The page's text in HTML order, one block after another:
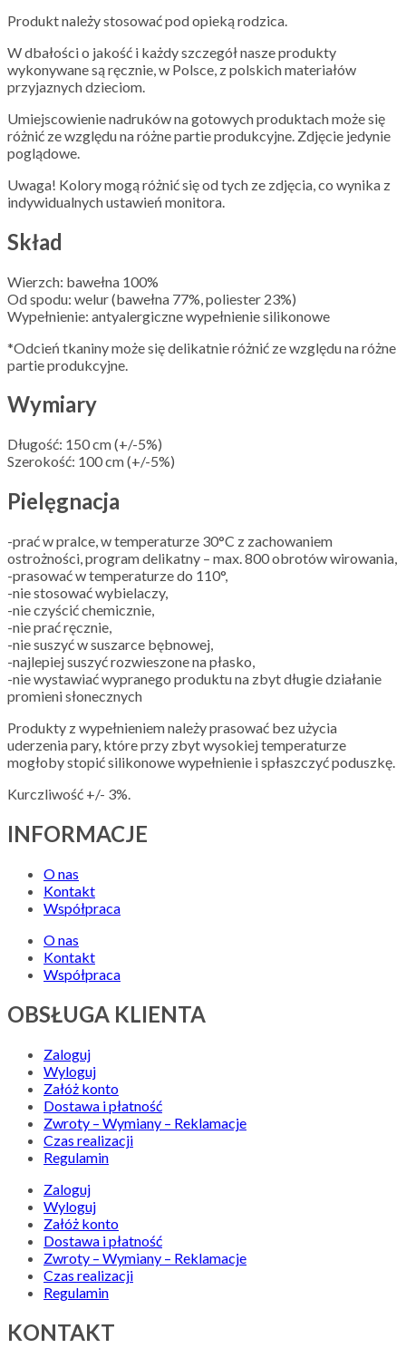
Produkt należy stosować pod opieką rodzica.
W dbałości o jakość i każdy szczegół nasze produkty
wykonywane są ręcznie, w Polsce, z polskich materiałów
przyjaznych dzieciom.
Umiejscowienie nadruków na gotowych produktach może się
różnić ze względu na różne partie produkcyjne. Zdjęcie jedynie
poglądowe.
Uwaga! Kolory mogą różnić się od tych ze zdjęcia, co wynika z
indywidualnych ustawień monitora.
Skład
Wierzch: bawełna 100%
Od spodu: welur (bawełna 77%, poliester 23%)
Wypełnienie: antyalergiczne wypełnienie silikonowe
*Odcień tkaniny może się delikatnie różnić ze względu na różne
partie produkcyjne.
Wymiary
Długość: 150 cm (+/-5%)
Szerokość: 100 cm (+/-5%)
Pielęgnacja
-prać w pralce, w temperaturze 30°C z zachowaniem
ostrożności, program delikatny – max. 800 obrotów wirowania,
-prasować w temperaturze do 110°,
-nie stosować wybielaczy,
-nie czyścić chemicznie,
-nie prać ręcznie,
-nie suszyć w suszarce bębnowej,
-najlepiej suszyć rozwieszone na płasko,
-nie wystawiać wypranego produktu na zbyt długie działanie
promieni słonecznych
Produkty z wypełnieniem należy prasować bez użycia
uderzenia pary, które przy zbyt wysokiej temperaturze
mogłoby stopić silikonowe wypełnienie i spłaszczyć poduszkę.
Kurczliwość +/- 3%.
INFORMACJE
O nas
Kontakt
Współpraca
O nas
Kontakt
Współpraca
OBSŁUGA KLIENTA
Zaloguj
Wyloguj
Załóż konto
Dostawa i płatność
Zwroty – Wymiany – Reklamacje
Czas realizacji
Regulamin
Zaloguj
Wyloguj
Załóż konto
Dostawa i płatność
Zwroty – Wymiany – Reklamacje
Czas realizacji
Regulamin
KONTAKT